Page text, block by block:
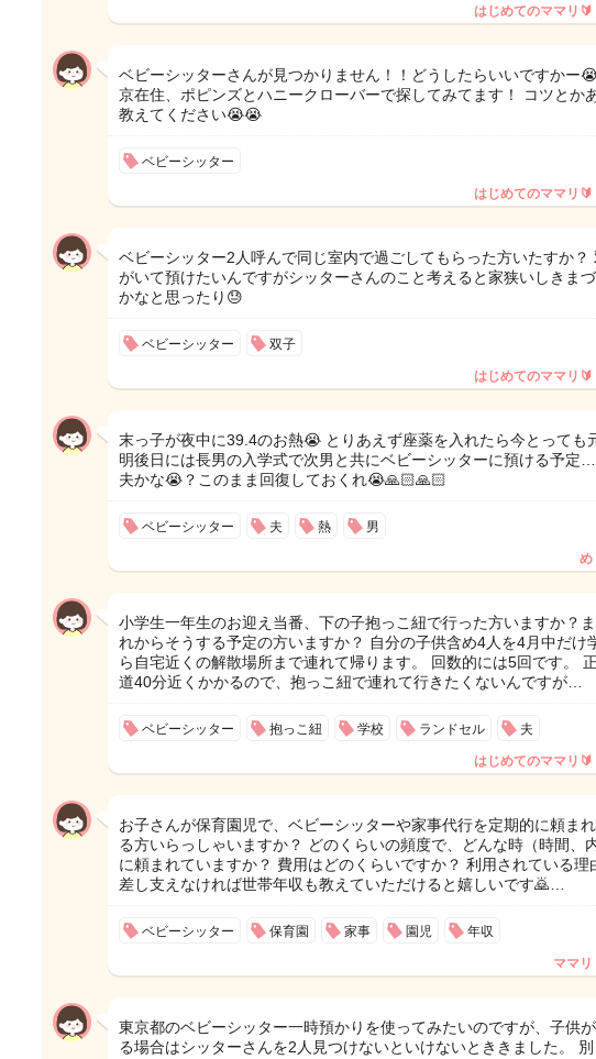
はじめてのママリ🔰
ベビーシッターさんが見つかりません！！どうしたらいいですかー
京在住、ポピンズとハニークローバーで探してみてます！ コツとか
教えてください😭😭
ベビーシッター
はじめてのママリ🔰
ベビーシッター2人呼んで同じ室内で過ごしてもらった方いたすか？
がいて預けたいんですがシッターさんのこと考えると家狭いしきま
かなと思ったり😓
ベビーシッター 双子
はじめてのママリ🔰
末っ子が夜中に39.4のお熱😭 とりあえず座薬を入れたら今とっても
明後日には長男の入学式で次男と共にベビーシッターに預ける予定
夫かな😭？このまま回復しておくれ😭🙏🏻🙏🏻
ベビーシッター 夫 熱 男
め
小学生一年生のお迎え当番、下の子抱っこ紐で行った方いますか？ま
れからそうする予定の方いますか？ 自分の子供含め4人を4月中だけ
ら自宅近くの解散場所まで連れて帰ります。 回数的には5回です。
道40分近くかかるので、抱っこ紐で連れて行きたくないんですが…
ベビーシッター 抱っこ紐 学校 ランドセル 夫
はじめてのママリ🔰
お子さんが保育園児で、ベビーシッターや家事代行を定期的に頼ま
る方いらっしゃいますか？ どのくらいの頻度で、どんな時（時間、内
に頼まれていますか？ 費用はどのくらいですか？ 利用されている理
差し支えなければ世帯年収も教えていただけると嬉しいです🙇…
ベビーシッター 保育園 家事 園児 年収
ママリ
東京都のベビーシッター一時預かりを使ってみたいのですが、子供
る場合はシッターさんを2人見つけないといけないとききました。 別